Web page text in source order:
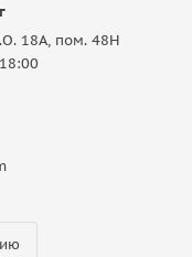
18A, пом. 48Н